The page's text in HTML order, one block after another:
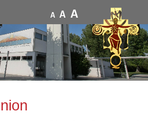
A A A